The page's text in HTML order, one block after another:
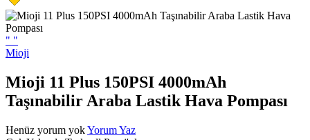
" "
Mioji
Mioji 11 Plus 150PSI 4000mAh
Taşınabilir Araba Lastik Hava Pompası
Henüz yorum yokYorum Yaz